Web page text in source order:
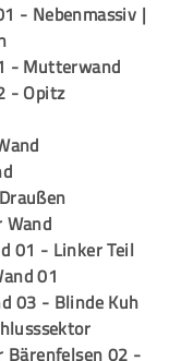
- Nebenmassiv |
- Mutterwand
- Opitz
Wand
01 - Linker Teil
01
03 - Blinde Kuh
Bärenfelsen 02 -